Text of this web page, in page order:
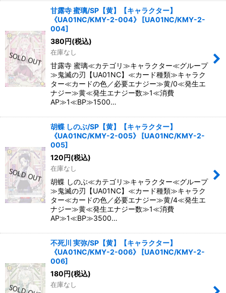
甘露寺 蜜璃/SP【黄】【キャラクター】
《UA01NC/KMY-2-004》
[UA01NC/KMY-2-
004]
380円(税込)
在庫なし
甘露寺 蜜璃≪カテゴリ≫キャラクター≪グループ
≫鬼滅の刃【UA01NC】≪カード種類≫キャラク
ター≪カードの色／必要エナジー≫黄/0≪発生エ
ナジー≫黄≪発生エナジー数≫1≪消費
AP≫1≪BP≫1500…
胡蝶 しのぶ/SP【黄】【キャラクター】
《UA01NC/KMY-2-005》
[UA01NC/KMY-2-
005]
120円(税込)
在庫なし
胡蝶 しのぶ≪カテゴリ≫キャラクター≪グループ
≫鬼滅の刃【UA01NC】≪カード種類≫キャラク
ター≪カードの色／必要エナジー≫黄/4≪発生エ
ナジー≫黄≪発生エナジー数≫1≪消費
AP≫1≪BP≫3500…
不死川 実弥/SP【黄】【キャラクター】
《UA01NC/KMY-2-006》
[UA01NC/KMY-2-
006]
180円(税込)
在庫なし